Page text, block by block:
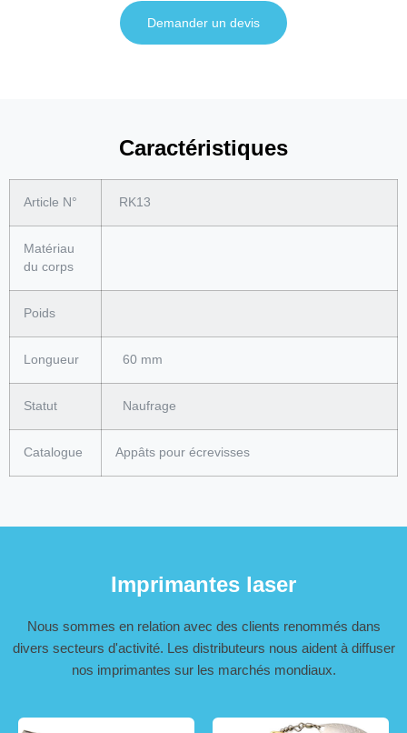
Demander un devis
Caractéristiques
Article N° RK13
Matériau
du corps
Poids
Longueur 60 mm
Statut Naufrage
Catalogue Appâts pour écrevisses
Imprimantes laser
Nous sommes en relation avec des clients renommés dans
divers secteurs d'activité. Les distributeurs nous aident à diffuser
nos imprimantes sur les marchés mondiaux.